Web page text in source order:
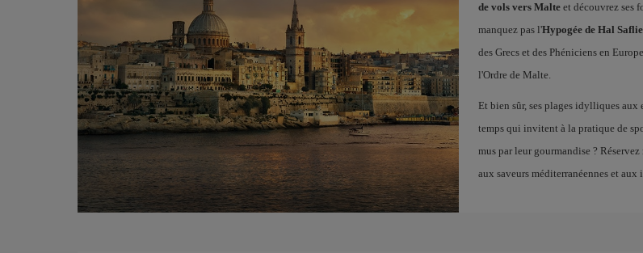
de vols vers Malteet découvrez ses
manquez pas l'Hypogée de Hal
des Grecs et des Phéniciens en
l'Ordre de Malte.
Et bien sûr, ses plages idylliques aux
temps qui invitent à la pratique de
mus par leur gourmandise ?
aux saveurs méditerranéennes et